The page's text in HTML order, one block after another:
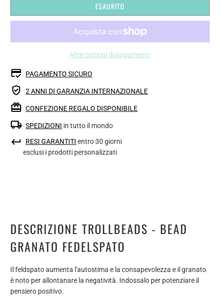
ESAURITO
Altre opzioni di pagamento
PAGAMENTO SICURO
2 ANNI DI GARANZIA INTERNAZIONALE
CONFEZIONE REGALO DISPONIBILE
SPEDIZIONI in tutto il mondo
RESI GARANTITI entro 30 giorni
esclusi i prodotti personalizzati
DESCRIZIONE TROLLBEADS - BEAD
GRANATO FEDELSPATO
Il feldspato aumenta l'autostima e la consapevolezza e il granato
è noto per allontanare la negatività. Indossalo per potenziare il
pensiero positivo.